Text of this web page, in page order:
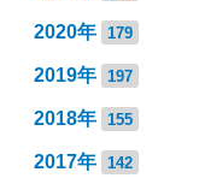
2020年 179
2019年 197
2018年 155
2017年 142